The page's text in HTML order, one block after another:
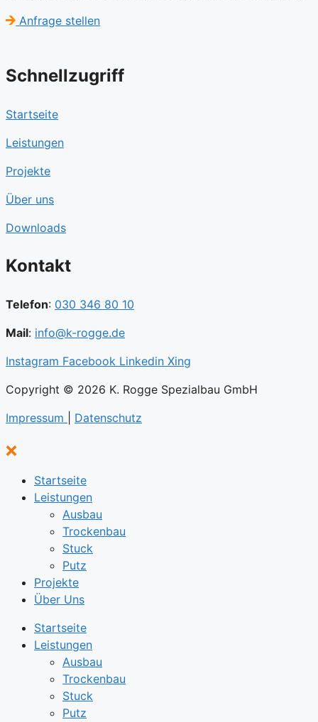
Anfrage stellen
Schnellzugriff
Startseite
Leistungen
Projekte
Über uns
Downloads
Kontakt
Telefon: 030 346 80 10
Mail: info@k-rogge.de
Instagram Facebook Linkedin Xing
Copyright © 2026 K. Rogge Spezialbau GmbH
Impressum
Datenschutz
Startseite
Leistungen
Ausbau
Trockenbau
Stuck
Putz
Projekte
Über Uns
Startseite
Leistungen
Ausbau
Trockenbau
Stuck
Putz